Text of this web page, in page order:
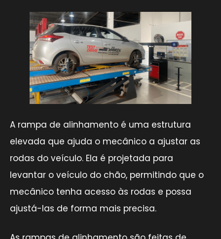
A rampa de alinhamento é uma estrutura
elevada que ajuda o mecânico a ajustar as
rodas do veículo. Ela é projetada para
levantar o veículo do chão, permitindo que o
mecânico tenha acesso às rodas e possa
ajustá-las de forma mais precisa.